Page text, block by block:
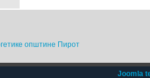
општине Пирот
Joomla